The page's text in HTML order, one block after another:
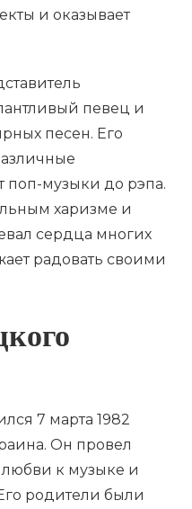
и оказывает
певец и
песен. Его
поп-музыки до рэпа.
харизме и
сердца многих
радовать своими
7 марта 1982
Он провел
любви к музыке и
родители были